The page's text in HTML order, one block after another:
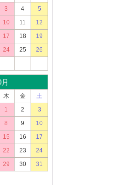
3 4
5
10 11
12
17 18
19
24 25
26
木 金
土
1
2
3
8 9
10
15 16
17
22 23
24
29 30 31